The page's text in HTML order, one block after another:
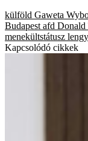
külföld Gaweta
Budapest afd Donald
menekültstátusz
Kapcsolódó cikkek